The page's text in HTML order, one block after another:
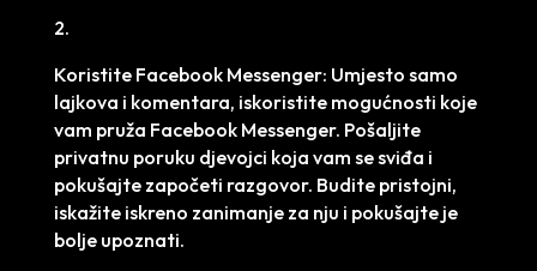
2.
Koristite Facebook Messenger: Umjesto samo
lajkova i komentara, iskoristite mogućnosti koje
vam pruža Facebook Messenger. Pošaljite
privatnu poruku djevojci koja vam se sviđa i
pokušajte započeti razgovor. Budite pristojni,
iskažite iskreno zanimanje za nju i pokušajte je
bolje upoznati.